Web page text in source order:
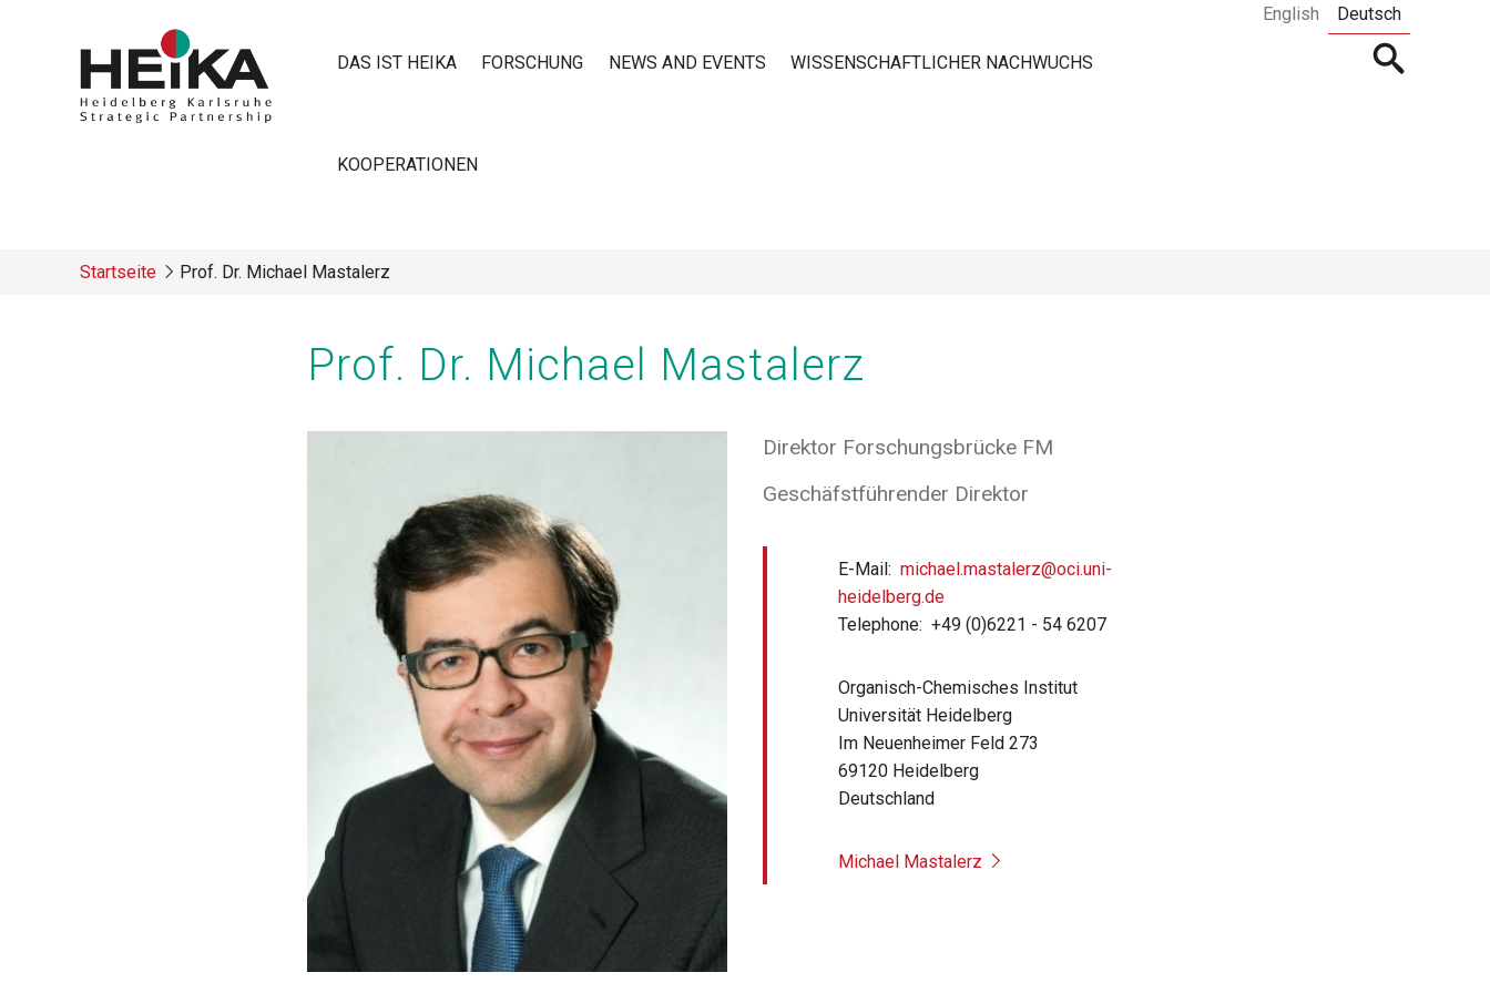
English Deutsch
navigation
DAS IST HEIKA FORSCHUNG NEWS AND EVENTS WISSENSCHAFTLICHER NACHWUCHS
KOOPERATIONEN
Open
searchbar
Startseite Prof. Dr. Michael Mastalerz
Prof. Dr. Michael Mastalerz
Direktor Forschungsbrücke FM
Geschäfstführender Direktor
E-Mail michael.mastalerz@oci.uni-
heidelberg.de
Telephone +49 (0)6221 - 54 6207
Organisch-Chemisches Institut
Universität Heidelberg
Im Neuenheimer Feld 273
69120 Heidelberg
Deutschland
Michael Mastalerz